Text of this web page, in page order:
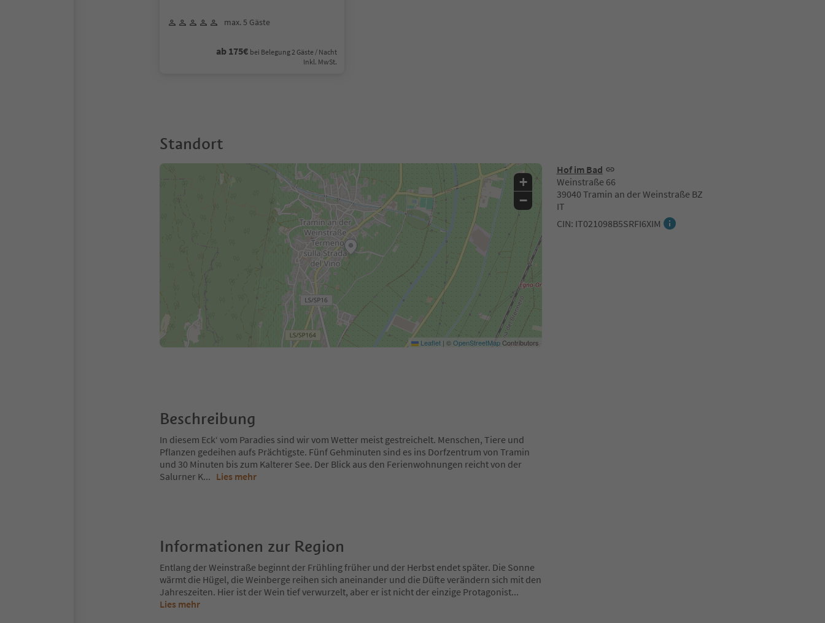
max. 5 Gäste
ab 175€ bei Belegung 2 Gäste / Nacht
Inkl. MwSt.
Standort
Hof im Bad
Weinstraße 66
39040 Tramin an der Weinstraße BZ
IT
CIN: IT021098B5SRFI6XIM
+
−
Leaflet | ©OpenStreetMapContributors
Beschreibung
In diesem Eck‘ vom Paradies sind wir vom Wetter meist gestreichelt. Menschen, Tiere und
Pflanzen gedeihen aufs Prächtigste. Fünf Gehminuten sind es ins Dorfzentrum von Tramin
und 30 Minuten bis zum Kalterer See. Der Blick aus den Ferienwohnungen reicht von der
Salurner K... Lies mehr
Informationen zur Region
Entlang der Weinstraße beginnt der Frühling früher und der Herbst endet später. Die Sonne
wärmt die Hügel, die Weinberge reihen sich aneinander und die Düfte verändern sich mit den
Jahreszeiten. Hier ist der Wein tief verwurzelt, aber er ist nicht der einzige Protagonist...
Lies mehr